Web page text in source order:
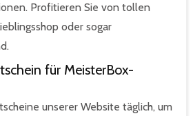
Profitieren Sie von tollen
oder sogar
für MeisterBox-
unserer Website täglich, um